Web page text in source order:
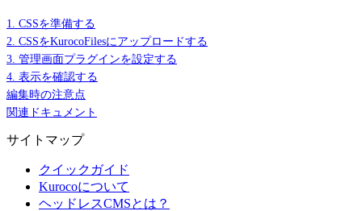
1. CSSを準備する
2. CSSをKurocoFilesにアップロードする
3. 管理画面プラグインを設定する
4. 表示を確認する
編集時の注意点
関連ドキュメント
サイトマップ
クイックガイド
Kurocoについて
ヘッドレスCMSとは？